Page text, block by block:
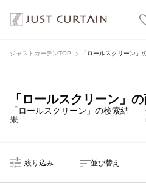
ジャストカーテンTOP 「ロールスクリーン」
「ロールスクリーン」
「ロールスクリーン」の検索結
果
絞り込み 並び替え